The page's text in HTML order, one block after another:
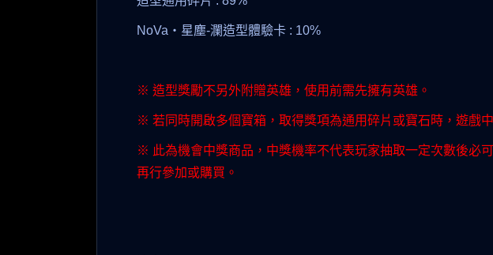
NoVa‧星塵-瀾造型體驗卡 : 10%
※ 造型獎勵不另外附贈英雄，使用前需先擁有英雄。
※ 若同時開啟多個寶箱，取得獎項為通用碎片或寶石時，遊戲
※ 此為機會中獎商品，中獎機率不代表玩家抽取一定次數後必
再行參加或購買。